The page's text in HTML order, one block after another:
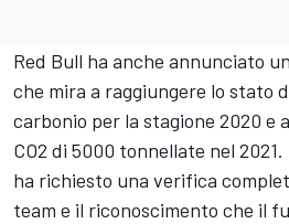
Red Bull ha anche annunciato
che mira a raggiungere lo stato
carbonio per la stagione 2020 e
CO2 di 5000 tonnellate nel
ha richiesto una verifica
team e il riconoscimento che il